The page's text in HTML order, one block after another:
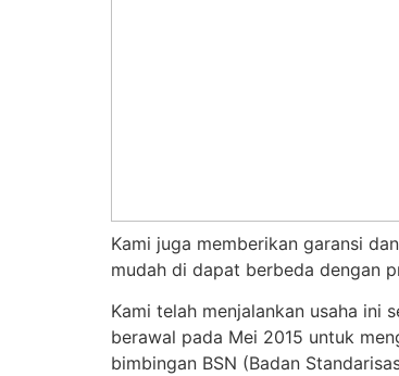
Kami juga memberikan garansi
mudah di dapat berbeda dengan
Kami telah menjalankan usaha ini
berawal pada Mei 2015 untuk
bimbingan BSN (Badan